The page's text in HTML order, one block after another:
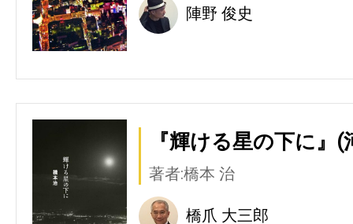
陣野 俊史
『輝ける星の下に』
著者:橋本 治
橋爪 大三郎